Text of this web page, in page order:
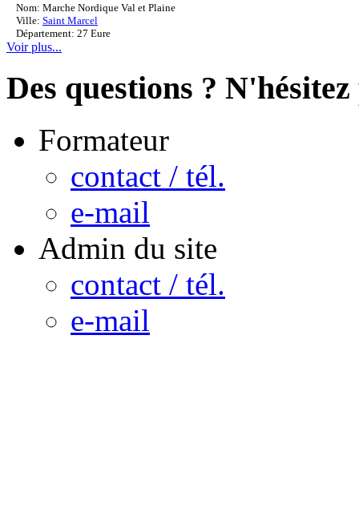
Nom: Marche Nordique Val et Plaine
Ville: Saint Marcel
Département: 27 Eure
Voir plus...
Des questions ?
Formateur
contact / tél.
e-mail
Admin du site
contact / tél.
e-mail